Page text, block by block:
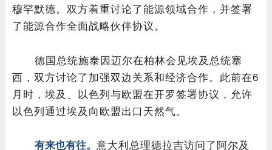
穆罕默德。双方着重讨论了能源领域合作，并签署
了能源合作全面战略伙伴协议。
德国总统施泰因迈尔在柏林会见埃及总统塞
西，双方讨论了加强双边关系和经济合作。此前在6
月时，埃及、以色列与欧盟在开罗签署协议，允许
以色列通过埃及向欧盟出口天然气。
有来也有往。 意大利总理德拉吉访问了阿尔及